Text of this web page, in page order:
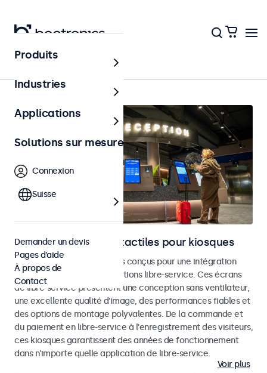
Accueil
Moniteurs et écrans tactiles pour kiosques
Moniteurs et écrans tactiles conçus pour une intégration
dans les kiosques et les solutions libre-service. Ces écrans
de libre-service présentent une conception sans ventilateur,
une excellente qualité d'image, des performances fiables et
des options de montage polyvalentes. De la commande et
du paiement en libre-service à l'enregistrement des visiteurs,
ces kiosques garantissent des années de fonctionnement
dans n'importe quelle application de libre-service.
Voir plus
Produits
Industries
Applications
Solutions sur mesure
Connexion
Suisse
Demander un devis
Pages d’aide
À propos de
Contact